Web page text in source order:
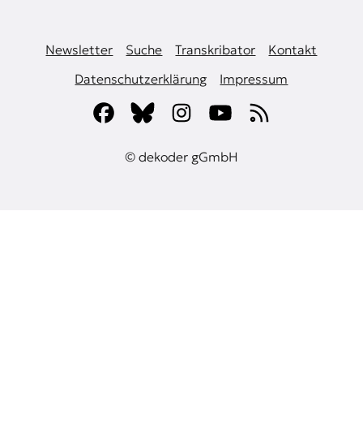
Newsletter Suche Transkribator
Kontakt
Datenschutzerklärung
Impressum
© dekoder gGmbH